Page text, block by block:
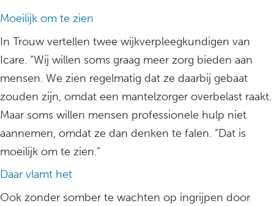
Moeilijk om te zien
In Trouw vertellen twee wijkverpleegkundigen van
Icare. “Wij willen soms graag meer zorg bieden aan
mensen. We zien regelmatig dat ze daarbij gebaat
zouden zijn, omdat een mantelzorger overbelast raakt.
Maar soms willen mensen professionele hulp niet
aannemen, omdat ze dan denken te falen. “Dat is
moeilijk om te zien.”
Daar vlamt het
Ook zonder somber te wachten op ingrijpen door